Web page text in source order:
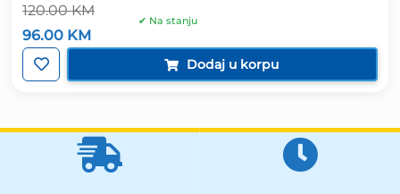
120.00KM
Izvorna
cijena
bila
je:
96.00 KM Trenutna
cijena
96.00 KM.
✔ Na stanju
Dodaj u korpu